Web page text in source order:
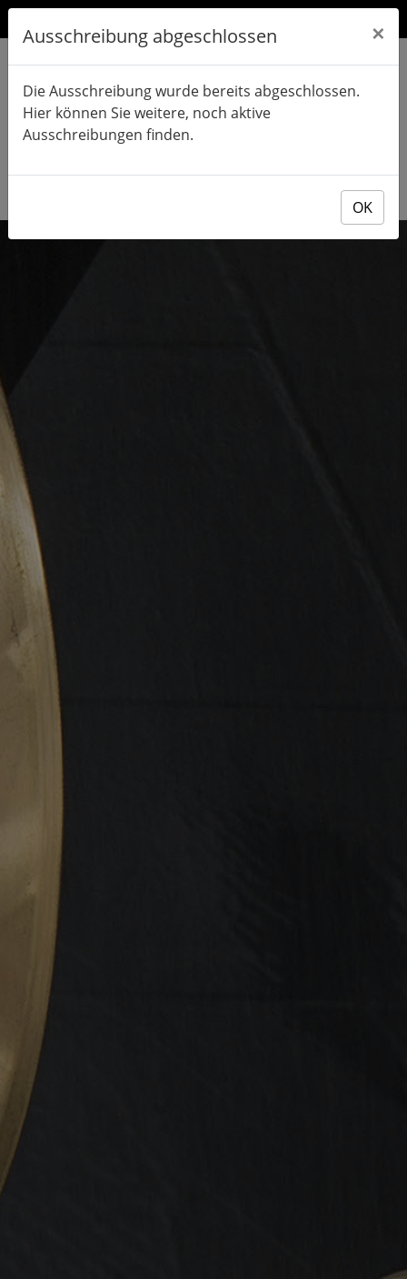
Ausschreibung abgeschlossen ×
Die Ausschreibung wurde bereits abgeschlossen.
Hier können Sie weitere, noch aktive
Ausschreibungen finden.
OK